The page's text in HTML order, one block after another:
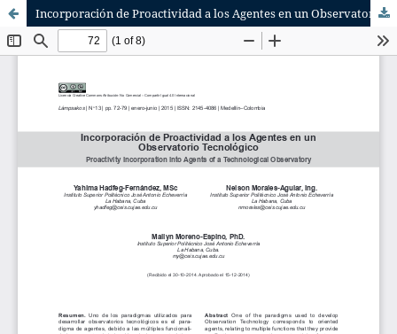
Incorporación de Proactividad a los Agentes en un Observatorio Tecnológico